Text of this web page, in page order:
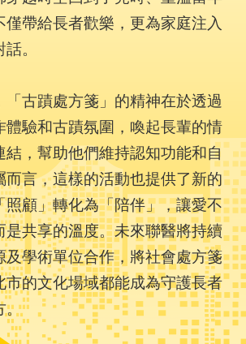
僅帶給長者歡樂，更為家庭注入
。
「古蹟處方箋」的精神在於透過
體驗和古蹟氛圍，喚起長輩的情
結，幫助他們維持認知功能和自
而言，這樣的活動也提供了新的
照顧」轉化為「陪伴」，讓愛不
是共享的溫度。未來聯醫將持續
及學術單位合作，將社會處方箋
市的文化場域都能成為守護長者
。